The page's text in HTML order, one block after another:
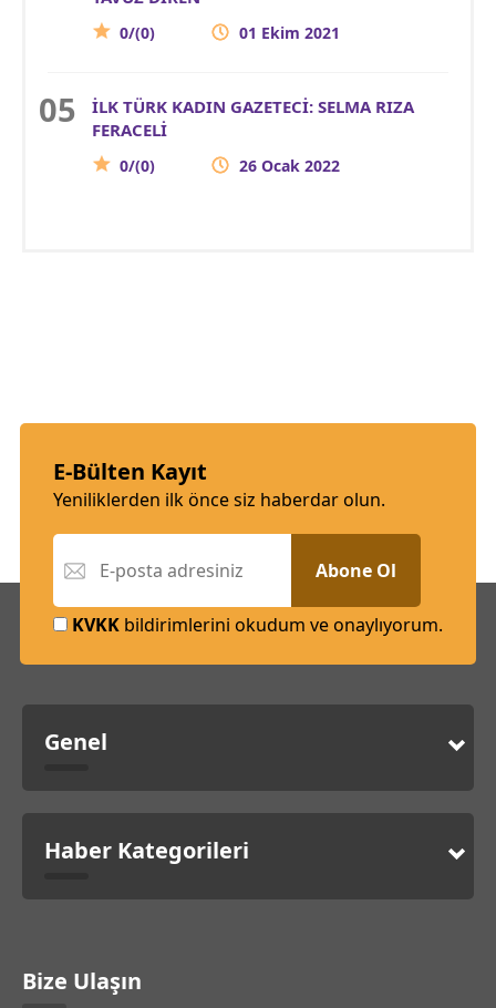
0/(0) 01 Ekim 2021
İLK TÜRK KADIN GAZETECİ: SELMA RIZA
FERACELİ
0/(0) 26 Ocak 2022
E-Bülten Kayıt
Yeniliklerden ilk önce siz haberdar olun.
Abone Ol
KVKK bildirimlerini okudum ve onaylıyorum.
Genel
Haber Kategorileri
Bize Ulaşın